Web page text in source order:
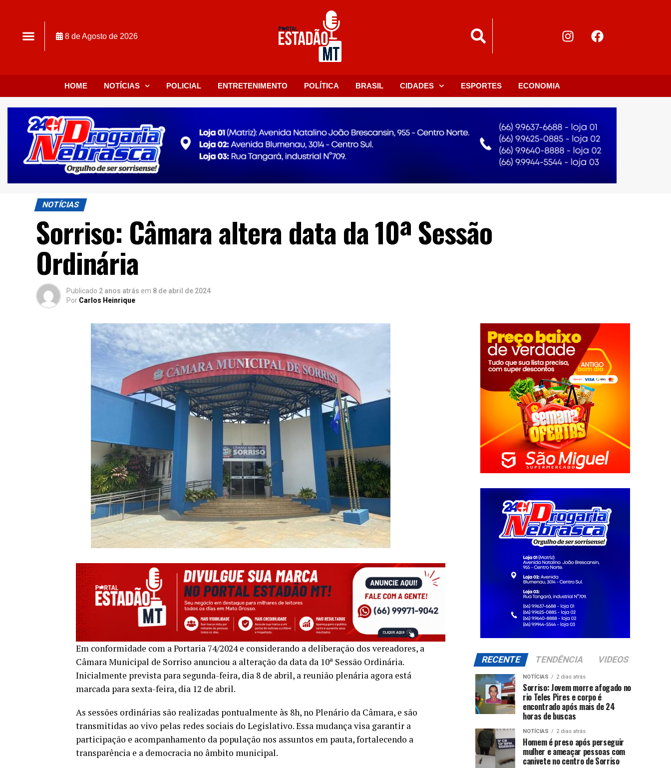
8 de Agosto de 2026
HOME NOTÍCIAS POLICIAL ENTRETENIMENTO POLÍTICA BRASIL CIDADES ESPORTES ECONOMIA
NOTÍCIAS
Sorriso: Câmara altera data da 10ª Sessão
Ordinária
Publicado 2 anos atrás em 8 de abril de 2024
Por Carlos Heinrique
Em conformidade com a Portaria 74/2024 e considerando a deliberação dos vereadores, a
Câmara Municipal de Sorriso anunciou a alteração da data da 10ª Sessão Ordinária.
Inicialmente prevista para segunda-feira, dia 8 de abril, a reunião plenária agora está
marcada para sexta-feira, dia 12 de abril.
As sessões ordinárias são realizadas pontualmente às 8h, no Plenário da Câmara, e são
transmitidas ao vivo pelas redes sociais do Legislativo. Essa mudança visa garantir a
participação e acompanhamento da população nos assuntos em pauta, fortalecendo a
transparência e a democracia no âmbito municipal.
RECENTE TENDÊNCIA VIDEOS
NOTÍCIAS 2 dias atrás
Sorriso: Jovem morre afogado no
rio Teles Pires e corpo é
encontrado após mais de 24
horas de buscas
NOTÍCIAS 2 dias atrás
Homem é preso após perseguir
mulher e ameaçar pessoas com
canivete no centro de Sorriso